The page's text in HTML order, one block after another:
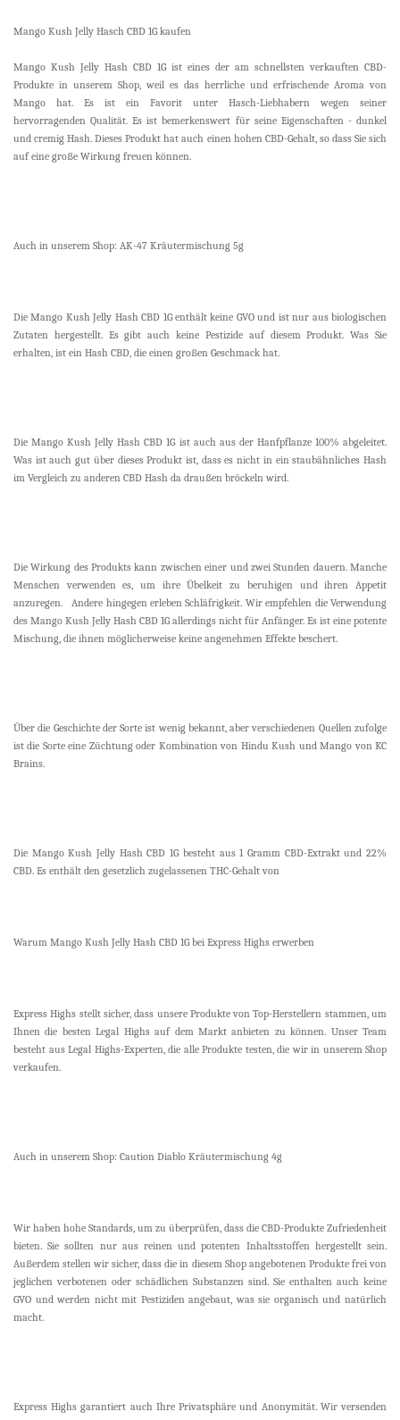
Mango Kush Jelly Hasch CBD 1G kaufen
Mango Kush Jelly Hash CBD 1G ist eines der am schnellsten verkauften CBD-
Produkte in unserem Shop, weil es das herrliche und erfrischende Aroma von
Mango hat. Es ist ein Favorit unter Hasch-Liebhabern wegen seiner
hervorragenden Qualität. Es ist bemerkenswert für seine Eigenschaften - dunkel
und cremig Hash. Dieses Produkt hat auch einen hohen CBD-Gehalt, so dass Sie sich
auf eine große Wirkung freuen können.
Auch in unserem Shop: AK-47 Kräutermischung 5g
Die Mango Kush Jelly Hash CBD 1G enthält keine GVO und ist nur aus biologischen
Zutaten hergestellt. Es gibt auch keine Pestizide auf diesem Produkt. Was Sie
erhalten, ist ein Hash CBD, die einen großen Geschmack hat.
Die Mango Kush Jelly Hash CBD 1G ist auch aus der Hanfpflanze 100% abgeleitet.
Was ist auch gut über dieses Produkt ist, dass es nicht in ein staubähnliches Hash
im Vergleich zu anderen CBD Hash da draußen bröckeln wird.
Die Wirkung des Produkts kann zwischen einer und zwei Stunden dauern. Manche
Menschen verwenden es, um ihre Übelkeit zu beruhigen und ihren Appetit
anzuregen. Andere hingegen erleben Schläfrigkeit. Wir empfehlen die Verwendung
des Mango Kush Jelly Hash CBD 1G allerdings nicht für Anfänger. Es ist eine potente
Mischung, die ihnen möglicherweise keine angenehmen Effekte beschert.
Über die Geschichte der Sorte ist wenig bekannt, aber verschiedenen Quellen zufolge
ist die Sorte eine Züchtung oder Kombination von Hindu Kush und Mango von KC
Brains.
Die Mango Kush Jelly Hash CBD 1G besteht aus 1 Gramm CBD-Extrakt und 22%
CBD. Es enthält den gesetzlich zugelassenen THC-Gehalt von
Warum Mango Kush Jelly Hash CBD 1G bei Express Highs erwerben
Express Highs stellt sicher, dass unsere Produkte von Top-Herstellern stammen, um
Ihnen die besten Legal Highs auf dem Markt anbieten zu können. Unser Team
besteht aus Legal Highs-Experten, die alle Produkte testen, die wir in unserem Shop
verkaufen.
Auch in unserem Shop: Caution Diablo Kräutermischung 4g
Wir haben hohe Standards, um zu überprüfen, dass die CBD-Produkte Zufriedenheit
bieten. Sie sollten nur aus reinen und potenten Inhaltsstoffen hergestellt sein.
Außerdem stellen wir sicher, dass die in diesem Shop angebotenen Produkte frei von
jeglichen verbotenen oder schädlichen Substanzen sind. Sie enthalten auch keine
GVO und werden nicht mit Pestiziden angebaut, was sie organisch und natürlich
macht.
Express Highs garantiert auch Ihre Privatsphäre und Anonymität. Wir versenden